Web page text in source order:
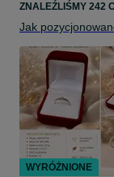
ZNALEŹLIŚMY 242
Jak
WYRÓŻNIONE